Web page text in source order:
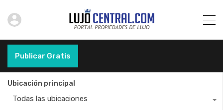
Publicar Gratis
Ubicación principal
Todas las ubicaciones